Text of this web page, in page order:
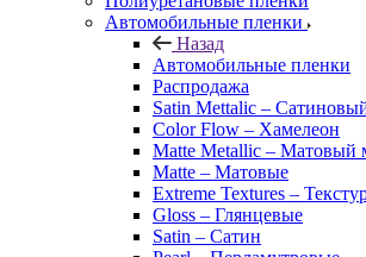
Автомобильные пленки
Назад
Автомобильные пленки
Распродажа
Satin Mettalic –
Color Flow – Хамелеон
Matte Metallic – Матовый
Matte – Матовые
Extreme Textures –
Gloss – Глянцевые
Satin – Сатин